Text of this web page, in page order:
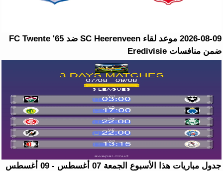
2026-08-09 موعد لقاء SC Heerenveen ضد FC Twente '65
ضمن منافسات Eredivisie
جدول مباريات هذا الأسبوع الجمعة 07 أغسطس - 09 أغسطس